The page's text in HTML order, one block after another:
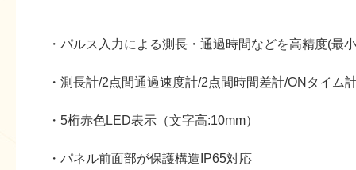
・パルス入力による測長・通過時間などを高精度(最
・測長計/2点間通過速度計/2点間時間差計/ONタイム
・5桁赤色LED表示（文字高:10mm）
・パネル前面部が保護構造IP65対応